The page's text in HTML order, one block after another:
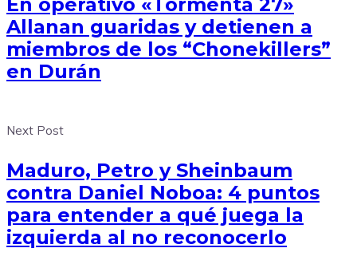
Allanan guaridas y detienen a
miembros de los “Chonekillers”
en Durán
Next Post
Maduro, Petro y Sheinbaum
contra Daniel Noboa: 4 puntos
para entender a qué juega la
izquierda al no reconocerlo